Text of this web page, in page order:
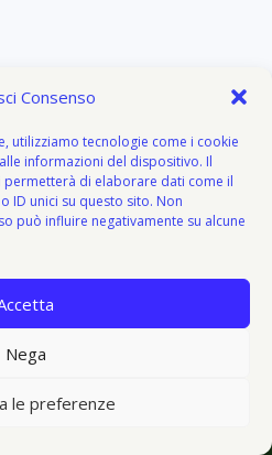
Consenso
utilizziamo tecnologie come i cookie
informazioni del dispositivo. Il
permetterà di elaborare dati come il
ID unici su questo sito. Non
può influire negativamente su alcune
Nega
le preferenze
del donatore
WP